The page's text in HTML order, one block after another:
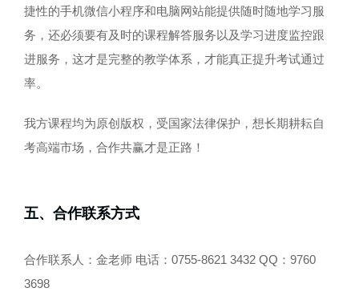
捷性的手机微信小程序和电脑网站能提供随时随地学习服
务，还必须要有及时的课程解答服务以及学习进度监控跟
进服务，这才是完整的教学体系，才能真正提升考试通过
率。
我方课程均为原创版权，受国家法律保护，想长期耕耘自
考高端市场，合作共赢才是正路！
五、合作联系方式
合作联系人：金老师 电话：0755-8621 3432 QQ：9760
3698